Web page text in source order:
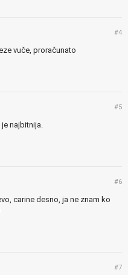
#4
vuče, proračunato
#5
najbitnija.
#6
carine desno, ja ne znam ko
#7